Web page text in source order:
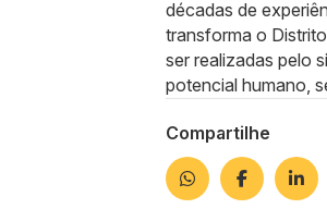
décadas de
transforma o
ser realizadas pelo
potencial humano,
Compartilhe